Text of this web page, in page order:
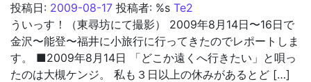
投稿日: 2009-08-17 投稿者: %s Te2
ういっす！（東尋坊にて撮影） 2009年8月14日〜16日で
金沢〜能登〜福井に小旅行に行ってきたのでレポートしま
す。 ■2009年8月14日 「どこか遠くへ行きたい」と唄っ
たのは大槻ケンジ。 私も３日以上の休みがあるとど […]